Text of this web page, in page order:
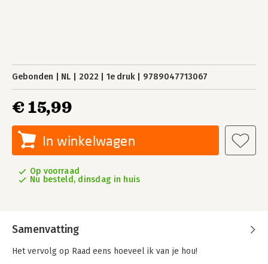
Gebonden NL 2022 1e druk 9789047713067
€ 15,99
In winkelwagen
Op voorraad
Nu besteld, dinsdag in huis
Samenvatting
Het vervolg op Raad eens hoeveel ik van je hou!